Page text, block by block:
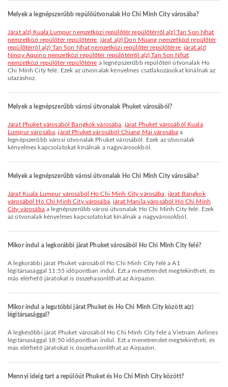
Melyek a legnépszerűbb repülőútvonalak Ho Chi Minh City városába?
járat a(z) Kuala Lumpur nemzetközi repülőtér repülőtérről a(z) Tan Son Nhat
nemzetközi repülőtér repülőtérre járat a(z) Don Müang nemzetközi repülőtér
repülőtérről a(z) Tan Son Nhat nemzetközi repülőtér repülőtérre,járat a(z)
Ninoy Aquino nemzetközi repülőtér repülőtérről a(z) Tan Son Nhat
nemzetközi repülőtér repülőtérre a legnépszerűbb repülőtéri útvonalak Ho
Chi Minh City felé. Ezek az útvonalak kényelmes csatlakozásokat kínálnak az
utazáshoz.
Melyek a legnépszerűbb városi útvonalak Phuket városából?
járat Phuket városából Bangkok városába járat Phuket városából Kuala
Lumpur városába ,járat Phuket városából Chiang Mai városába a
legnépszerűbb városi útvonalak Phuket városából. Ezek az útvonalak
kényelmes kapcsolatokat kínálnak a nagyvárosokból.
Melyek a legnépszerűbb városi útvonalak Ho Chi Minh City városába?
járat Kuala Lumpur városából Ho Chi Minh City városába járat Bangkok
városából Ho Chi Minh City városába,járat Manila városából Ho Chi Minh
City városábaa legnépszerűbb városi útvonalak Ho Chi Minh City felé. Ezek
az útvonalak kényelmes kapcsolatokat kínálnak a nagyvárosokból.
Mikor indul a legkorábbi járat Phuket városából Ho Chi Minh City felé?
A legkorábbi járat Phuket városából Ho Chi Minh City felé a A1
légitársasággal 11:55 időpontban indul. Ezt a menetrendet megtekintheti, és
más elérhető járatokat is összehasonlíthat az Airpazon.
Mikor indul a legutóbbi járat Phuket és Ho Chi Minh City között a(z)
légitársasággal?
A legkésőbbi járat Phuket városából Ho Chi Minh City felé a Vietnam Airlines
légitársasággal 18:50 időpontban indul. Ezt a menetrendet megtekintheti, és
más elérhető járatokat is összehasonlíthat az Airpazon.
Mennyi ideig tart a repülőút Phuket és Ho Chi Minh City között?